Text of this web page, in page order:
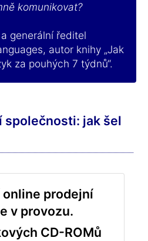
komunikovat?
generální ředitel
autor knihy „Jak
za pouhých 7 týdnů“.
společnosti: jak šel
online prodejní
v provozu.
CD-ROMů